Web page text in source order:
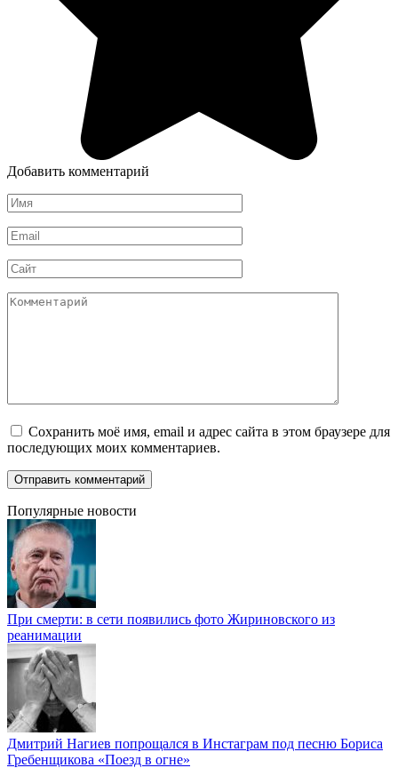
Добавить комментарий
Имя
*
Email
*
Сайт
Комментарий
Сохранить моё имя, email и адрес сайта в этом браузере для
последующих моих комментариев.
Популярные новости
При смерти: в сети появились фото Жириновского из
реанимации
Дмитрий Нагиев попрощался в Инстаграм под песню Бориса
Гребенщикова «Поезд в огне»